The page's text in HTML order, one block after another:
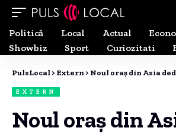
Politică
Local Actual
Showbiz
Sport Curiozitati
PulsLocal > Extern > Noul oraș din Asia dedicat „mindfulness”-ului, cu reglementări
EXTERN
Noul oraș din